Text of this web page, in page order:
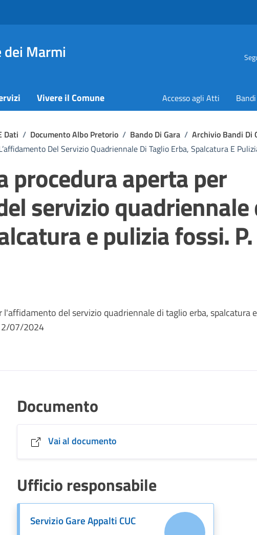
dei Marmi
Vivere il Comune Accesso agli Atti
Dati / Documento Albo Pretorio / Bando Di Gara / Archivio Bandi Di
Del Servizio Quadriennale Di Taglio Erba, Spalcatura E
procedura aperta per
servizio quadriennale
e pulizia fossi. P.
l'affidamento del servizio quadriennale di taglio erba, spalcatura e
07/2024
Documento
Vai al documento
Ufficio responsabile
Servizio Gare Appalti CUC